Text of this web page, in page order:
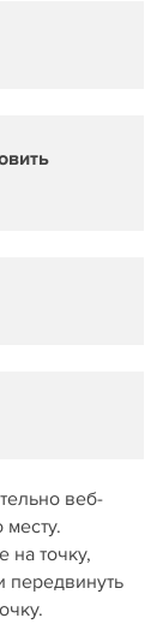
веб-
на точку,
передвинуть